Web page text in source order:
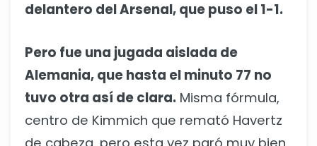
delantero del Arsenal, que puso el 1-1.
Pero fue una jugada aislada de
Alemania, que hasta el minuto 77 no
tuvo otra así de clara. Misma fórmula,
centro de Kimmich que remató Havertz